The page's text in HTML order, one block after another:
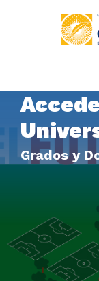
Grados y